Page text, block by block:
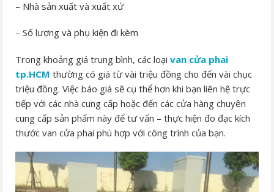
– Nhà sản xuất và xuất xứ
– Số lượng và phụ kiện đi kèm
Trong khoảng giá trung bình, các loại van cửa phai
tp.HCM thường có giá từ vài triệu đồng cho đến vài chục
triệu đồng. Việc báo giá sẽ cụ thể hơn khi bạn liên hệ trực
tiếp với các nhà cung cấp hoặc đến các cửa hàng chuyên
cung cấp sản phẩm này để tư vấn – thực hiện đo đạc kích
thước van cửa phai phù hợp với công trình của bạn.